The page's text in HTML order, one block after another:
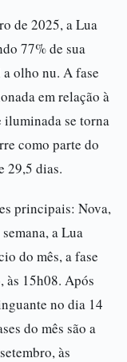
de 2025, a Lua
77% de sua
olho nu. A fase
em relação à
iluminada se torna
como parte do
29,5 dias.
principais: Nova,
a Lua
do mês, a fase
às 15h08. Após
no dia 14
do mês são a
às